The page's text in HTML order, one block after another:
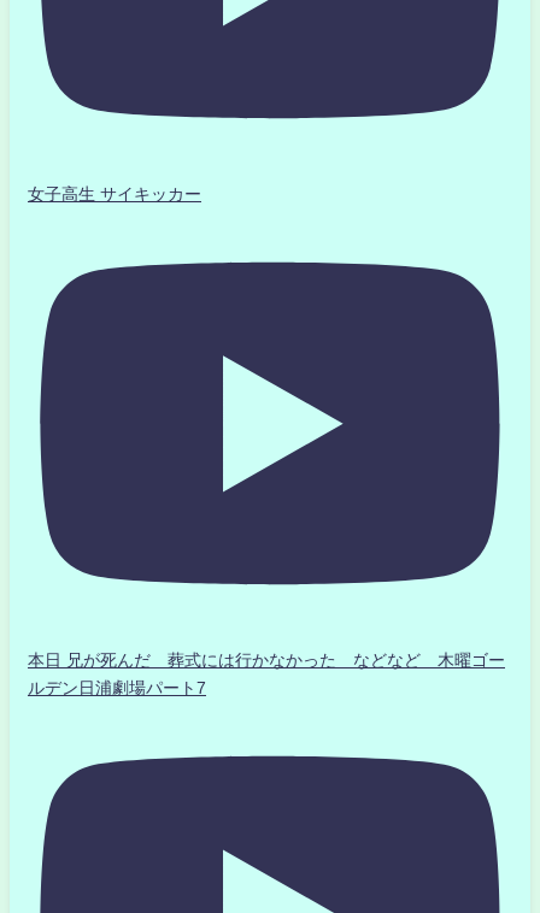
女子高生 サイキッカー
本日 兄が死んだ 葬式には行かなかった などなど 木曜ゴー
ルデン日浦劇場パート7